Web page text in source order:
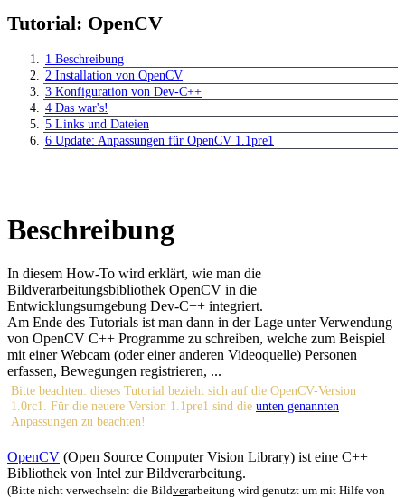
Tutorial: OpenCV
1 Beschreibung
2 Installation von OpenCV
3 Konfiguration von Dev-C++
4 Das war's!
5 Links und Dateien
6 Update: Anpassungen für OpenCV 1.1pre1
Beschreibung
In diesem How-To wird erklärt, wie man die
Bildverarbeitungsbibliothek OpenCV in die
Entwicklungsumgebung Dev-C++ integriert.
Am Ende des Tutorials ist man dann in der Lage unter Verwendung
von OpenCV C++ Programme zu schreiben, welche zum Beispiel
mit einer Webcam (oder einer anderen Videoquelle) Personen
erfassen, Bewegungen registrieren, ...
Bitte beachten: dieses Tutorial bezieht sich auf die OpenCV-Version
1.0rc1. Für die neuere Version 1.1pre1 sind die unten genannten
Anpassungen zu beachten!
OpenCV (Open Source Computer Vision Library) ist eine C++
Bibliothek von Intel zur Bildverarbeitung.
(Bitte nicht verwechseln: die Bildverarbeitung wird genutzt um mit Hilfe von